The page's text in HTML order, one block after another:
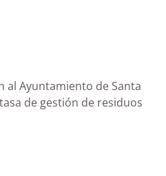
al Ayuntamiento de Santa
de gestión de residuos